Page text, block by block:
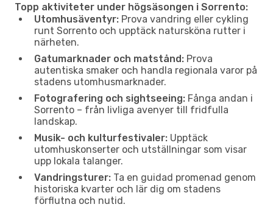
Topp aktiviteter under högsäsongen i Sorrento:
Utomhusäventyr: Prova vandring eller cykling
runt Sorrento och upptäck natursköna rutter i
närheten.
Gatumarknader och matstånd: Prova
autentiska smaker och handla regionala varor på
stadens utomhusmarknader.
Fotografering och sightseeing: Fånga andan i
Sorrento – från livliga avenyer till fridfulla
landskap.
Musik- och kulturfestivaler: Upptäck
utomhuskonserter och utställningar som visar
upp lokala talanger.
Vandringsturer: Ta en guidad promenad genom
historiska kvarter och lär dig om stadens
förflutna och nutid.